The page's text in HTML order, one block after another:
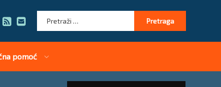
RSSE-mail
Pretraga:
pomoć